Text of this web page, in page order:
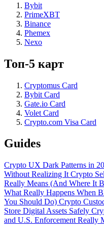
Bybit
PrimeXBT
Binance
Phemex
Nexo
Топ-5 карт
Cryptomus Card
Bybit Card
Gate.io Card
Volet Card
Crypto.com Visa Card
Guides
Crypto UX Dark Patterns in
Without Realizing It Crypto
Really Means (And Where It
What Really Happens When
You Should Do) Crypto
Store Digital Assets Safely
and U.S. Enforcement Really